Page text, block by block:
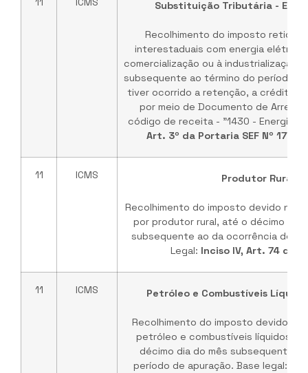
Substituição Tributária -
Recolhimento do imposto retido
interestaduais com energia elétrica
comercialização ou à industrialização,
subsequente ao término do período
tiver ocorrido a retenção, a crédito
por meio de Documento de
código de receita - "1430 - Energia
Art. 3º da Portaria SEF Nº 177
11 ICMS Produtor Rural
Recolhimento do imposto devido nas
por produtor rural, até o décimo dia
subsequente ao da ocorrência do
Legal: Inciso IV, Art. 74 do
11 ICMS Petróleo e Combustíveis
Recolhimento do imposto devido
petróleo e combustíveis líquidos
décimo dia do mês subsequente
período de apuração. Base legal: